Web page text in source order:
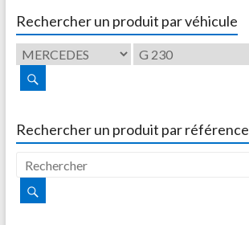
Rechercher un produit par véhicule
Rechercher un produit par référence